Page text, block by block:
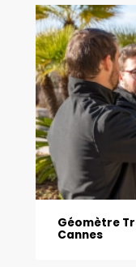
Géomètre
Cannes